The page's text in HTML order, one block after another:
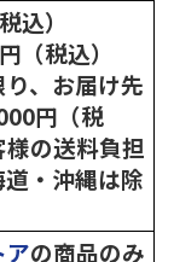
込）
税込）
、お届け先
円（税
の送料負担
・沖縄は除
アの商品のみ